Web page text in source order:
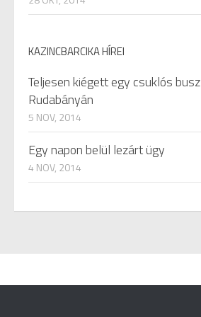
KAZINCBARCIKA HÍREI
Teljesen kiégett egy csuklós busz
Rudabányán
5 NOV, 2014
Egy napon belül lezárt ügy
4 NOV, 2014